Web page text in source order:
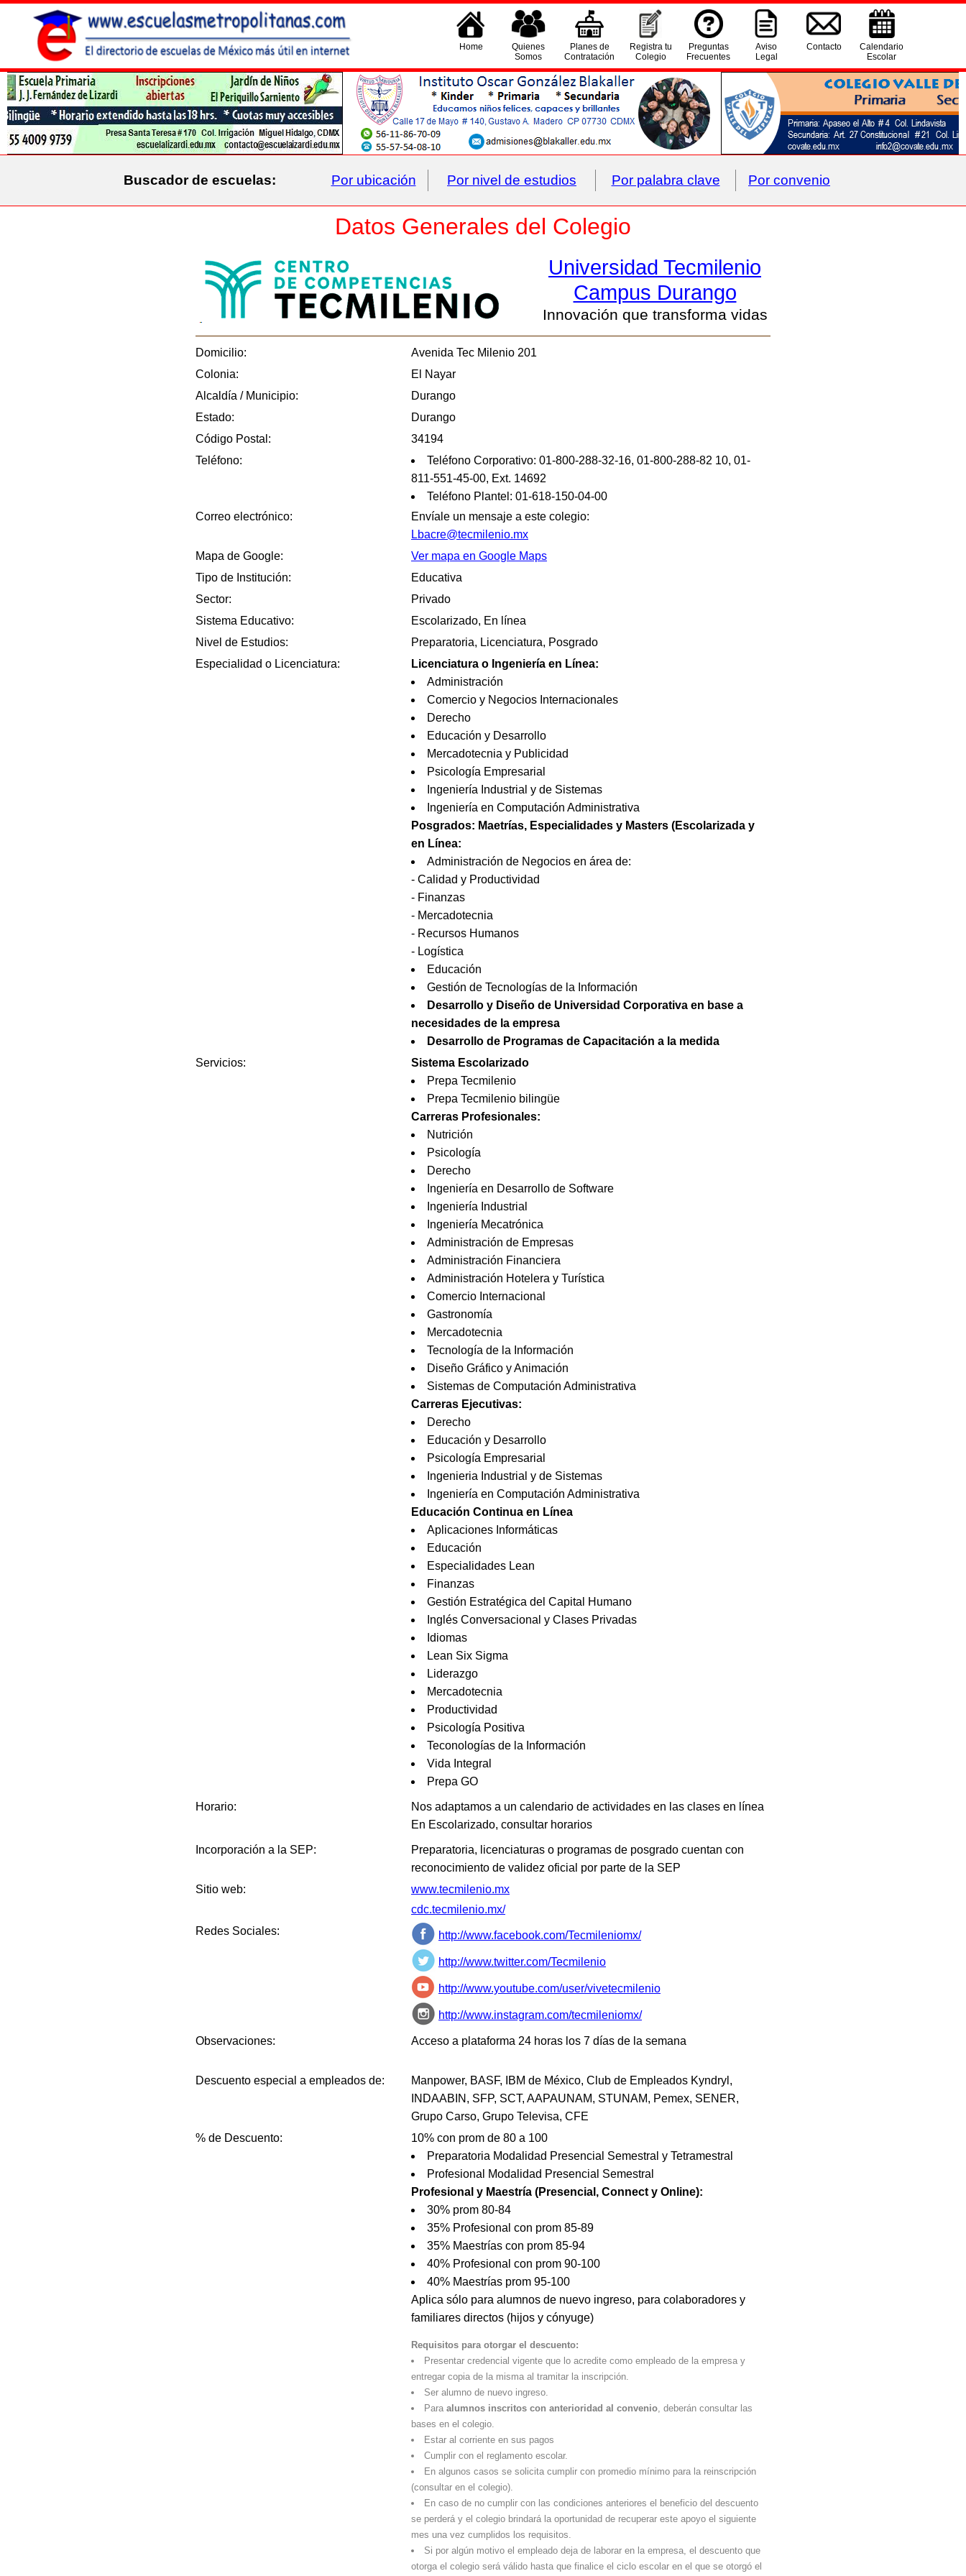
Home
Quienes
Somos
Planes de
Contratación
Registra tu
Colegio
Preguntas
Frecuentes
Aviso
Legal
Contacto
Calendario
Escolar
Buscador de escuelas: Por ubicación Por nivel de estudios Por palabra clave Por convenio
Datos Generales del Colegio
Universidad Tecmilenio
Campus Durango
Innovación que transforma vidas
Domicilio:
Avenida Tec Milenio 201
Colonia:
El Nayar
Alcaldía / Municipio:
Durango
Estado:
Durango
Código Postal:
34194
Teléfono:
Teléfono Corporativo: 01-800-288-32-16, 01-800-288-82 10, 01-
811-551-45-00, Ext. 14692
Teléfono Plantel: 01-618-150-04-00
Correo electrónico:
Envíale un mensaje a este colegio:
Lbacre@tecmilenio.mx
Mapa de Google:
Ver mapa en Google Maps
Tipo de Institución:
Educativa
Sector:
Privado
Sistema Educativo:
Escolarizado, En línea
Nivel de Estudios:
Preparatoria, Licenciatura, Posgrado
Especialidad o Licenciatura:
Licenciatura o Ingeniería en Línea:
Administración
Comercio y Negocios Internacionales
Derecho
Educación y Desarrollo
Mercadotecnia y Publicidad
Psicología Empresarial
Ingeniería Industrial y de Sistemas
Ingeniería en Computación Administrativa
Posgrados: Maetrías, Especialidades y Masters (Escolarizada y
en Línea:
Administración de Negocios en área de:
- Calidad y Productividad
- Finanzas
- Mercadotecnia
- Recursos Humanos
- Logística
Educación
Gestión de Tecnologías de la Información
Desarrollo y Diseño de Universidad Corporativa en base a
necesidades de la empresa
Desarrollo de Programas de Capacitación a la medida
Servicios:
Sistema Escolarizado
Prepa Tecmilenio
Prepa Tecmilenio bilingüe
Carreras Profesionales:
Nutrición
Psicología
Derecho
Ingeniería en Desarrollo de Software
Ingeniería Industrial
Ingeniería Mecatrónica
Administración de Empresas
Administración Financiera
Administración Hotelera y Turística
Comercio Internacional
Gastronomía
Mercadotecnia
Tecnología de la Información
Diseño Gráfico y Animación
Sistemas de Computación Administrativa
Carreras Ejecutivas:
Derecho
Educación y Desarrollo
Psicología Empresarial
Ingenieria Industrial y de Sistemas
Ingeniería en Computación Administrativa
Educación Continua en Línea
Aplicaciones Informáticas
Educación
Especialidades Lean
Finanzas
Gestión Estratégica del Capital Humano
Inglés Conversacional y Clases Privadas
Idiomas
Lean Six Sigma
Liderazgo
Mercadotecnia
Productividad
Psicología Positiva
Teconologías de la Información
Vida Integral
Prepa GO
Horario:
Nos adaptamos a un calendario de actividades en las clases en línea
En Escolarizado, consultar horarios
Incorporación a la SEP:
Preparatoria, licenciaturas o programas de posgrado cuentan con
reconocimiento de validez oficial por parte de la SEP
Sitio web:
www.tecmilenio.mx
cdc.tecmilenio.mx/
Redes Sociales:
http://www.facebook.com/Tecmileniomx/
http://www.twitter.com/Tecmilenio
http://www.youtube.com/user/vivetecmilenio
http://www.instagram.com/tecmileniomx/
Observaciones: Acceso a plataforma 24 horas los 7 días de la semana
Descuento especial a empleados de:
Manpower, BASF, IBM de México, Club de Empleados Kyndryl,
INDAABIN, SFP, SCT, AAPAUNAM, STUNAM, Pemex, SENER,
Grupo Carso, Grupo Televisa, CFE
% de Descuento:
10% con prom de 80 a 100
Preparatoria Modalidad Presencial Semestral y Tetramestral
Profesional Modalidad Presencial Semestral
Profesional y Maestría (Presencial, Connect y Online):
30% prom 80-84
35% Profesional con prom 85-89
35% Maestrías con prom 85-94
40% Profesional con prom 90-100
40% Maestrías prom 95-100
Aplica sólo para alumnos de nuevo ingreso, para colaboradores y
familiares directos (hijos y cónyuge)
Requisitos para otorgar el descuento:
Presentar credencial vigente que lo acredite como empleado de la empresa y
entregar copia de la misma al tramitar la inscripción.
Ser alumno de nuevo ingreso.
Paraalumnos inscritos con anterioridad al convenio, deberán consultar las
bases en el colegio.
Estar al corriente en sus pagos
Cumplir con el reglamento escolar.
En algunos casos se solicita cumplir con promedio mínimo para la reinscripción
(consultar en el colegio).
En caso de no cumplir con las condiciones anteriores el beneficio del descuento
se perderá y el colegio brindará la oportunidad de recuperar este apoyo el siguiente
mes una vez cumplidos los requisitos.
Si por algún motivo el empleado deja de laborar en la empresa, el descuento que
otorga el colegio será válido hasta que finalice el ciclo escolar en el que se otorgó el